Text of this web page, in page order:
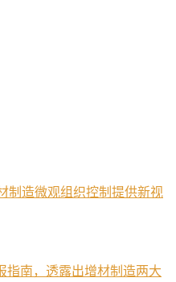
制造微观组织控制提供新视
指南，透露出增材制造两大